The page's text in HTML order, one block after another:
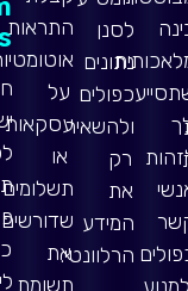
לסנן
נתונים
כפולים
ולהשאיר
רק
את
המידע
הרלוונטי.
התראות
על
עסקאות
או
תשלומים
שדורשים
את
תשומת